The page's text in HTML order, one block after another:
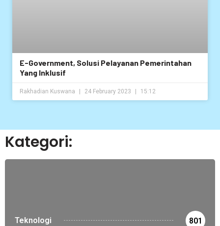
E-Government, Solusi Pelayanan Pemerintahan
Yang Inklusif
Rakhadian Kuswana 24 February 2023 15:12
Kategori:
Teknologi 801